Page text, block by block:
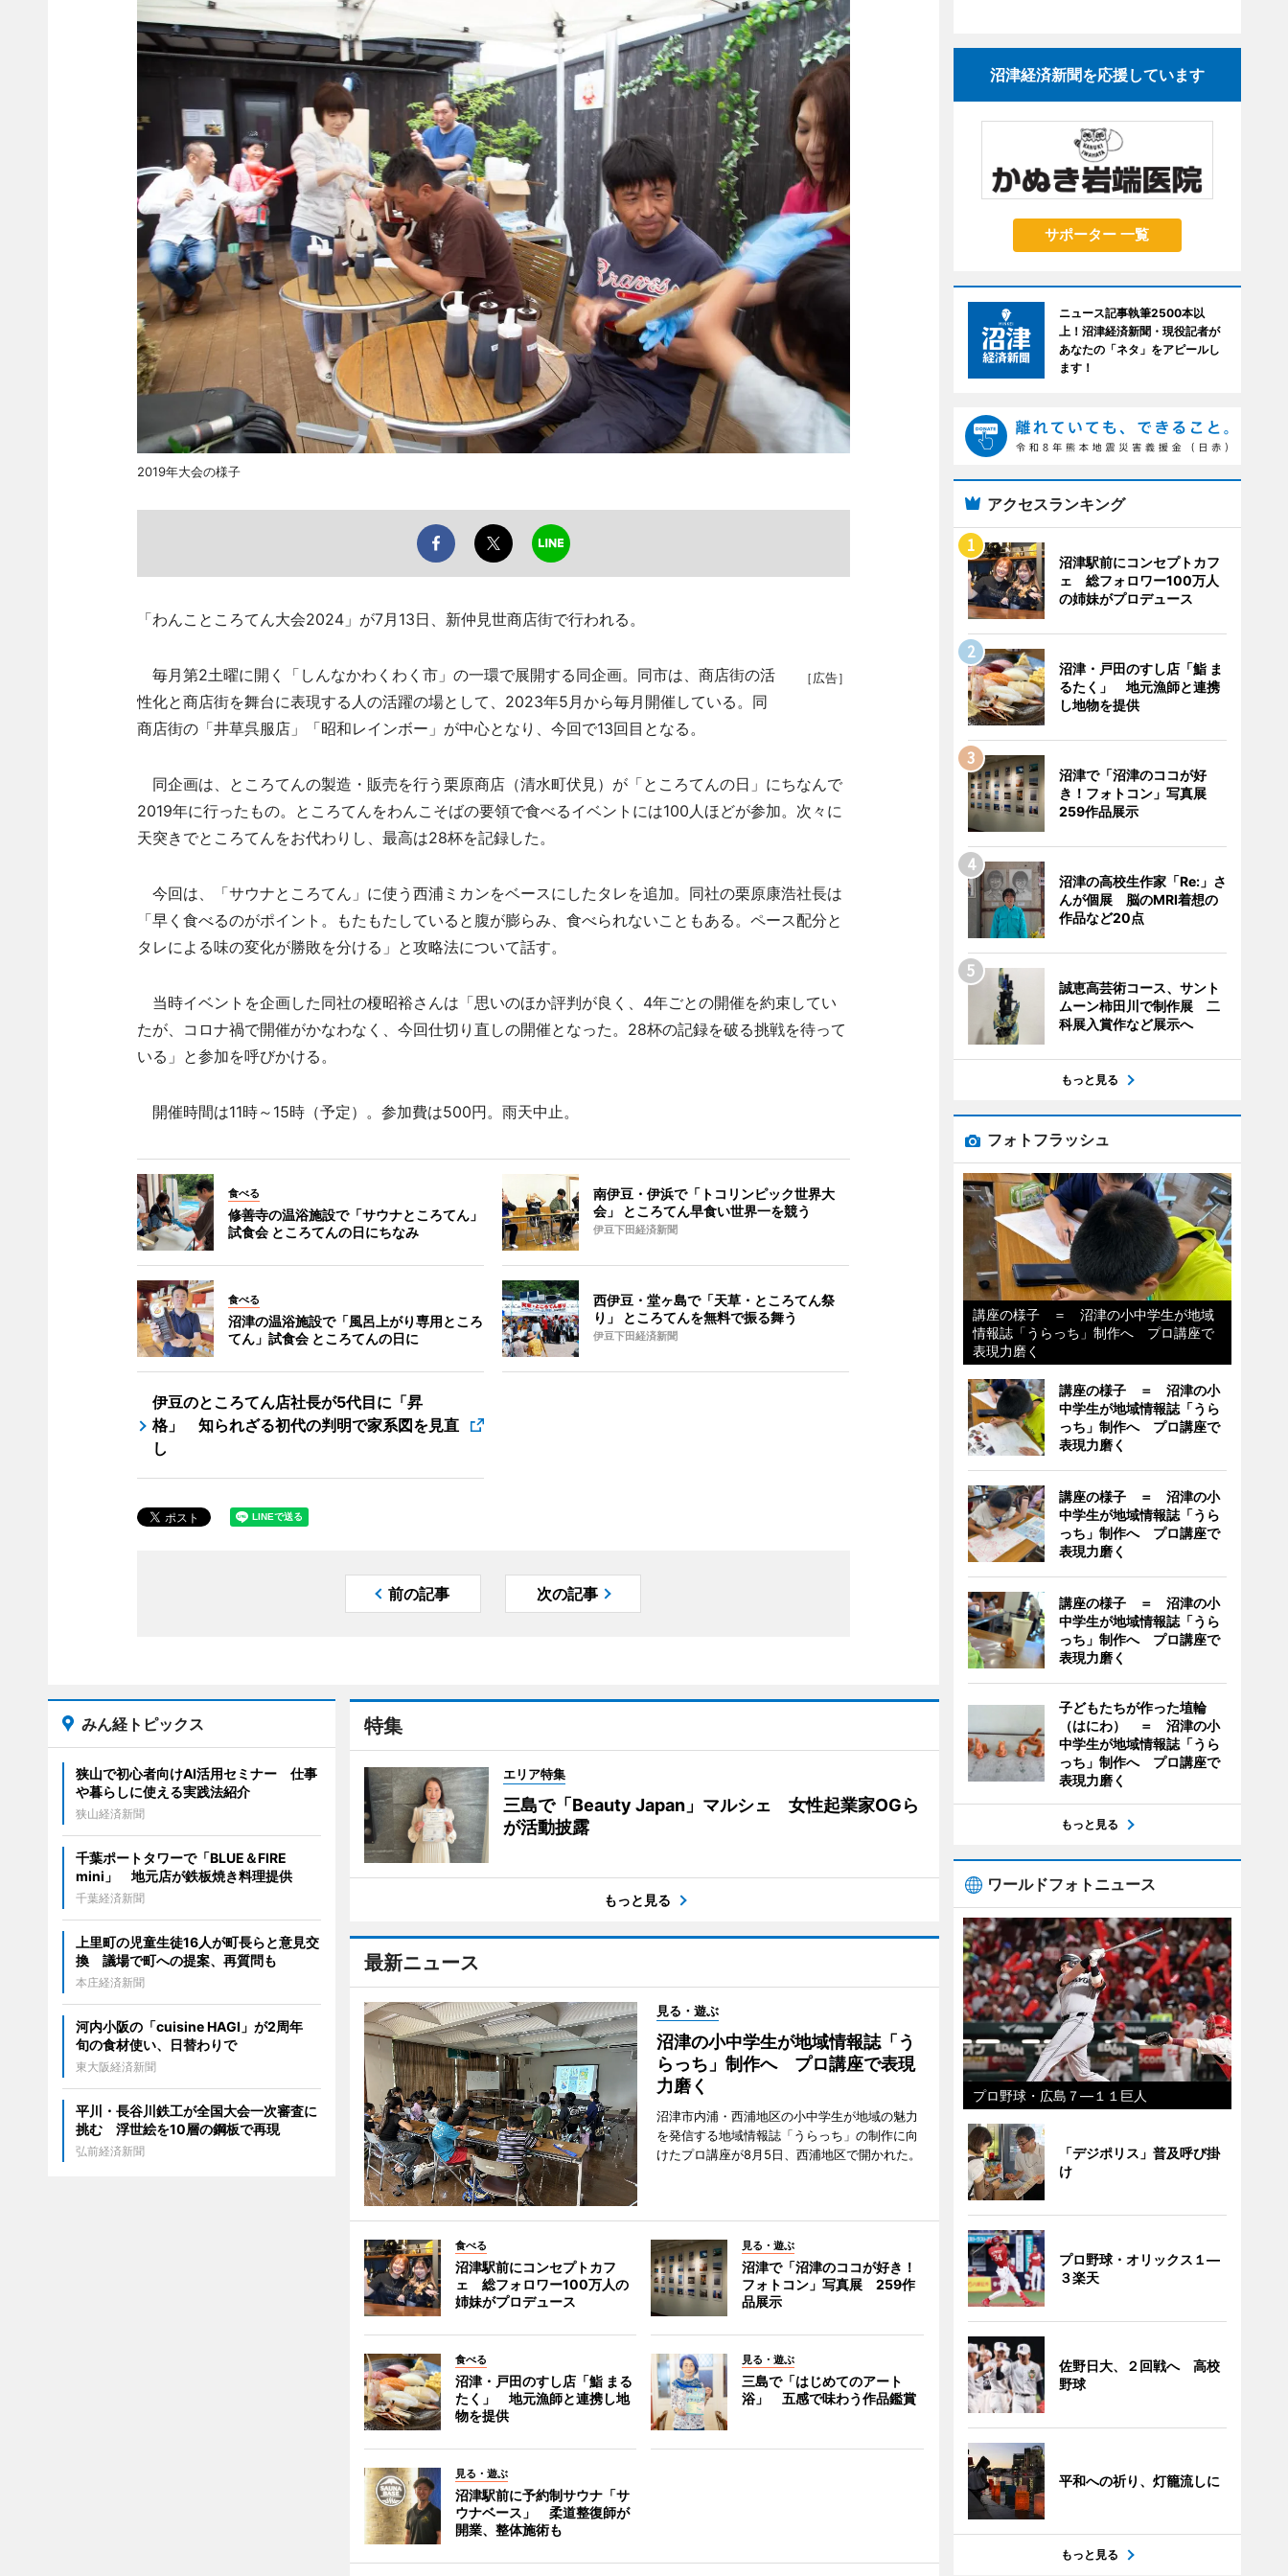
2019年大会の様子
「わんこところてん大会2024」が7月13日、新仲見世商店街で行われる。
［広告］
毎月第2土曜に開く「しんなかわくわく市」の一環で展開する同企画。同市は、商店街の活
性化と商店街を舞台に表現する人の活躍の場として、2023年5月から毎月開催している。同
商店街の「井草呉服店」「昭和レインボー」が中心となり、今回で13回目となる。
同企画は、ところてんの製造・販売を行う栗原商店（清水町伏見）が「ところてんの日」にちなんで
2019年に行ったもの。ところてんをわんこそばの要領で食べるイベントには100人ほどが参加。次々に
天突きでところてんをお代わりし、最高は28杯を記録した。
今回は、「サウナところてん」に使う西浦ミカンをベースにしたタレを追加。同社の栗原康浩社長は
「早く食べるのがポイント。もたもたしていると腹が膨らみ、食べられないこともある。ペース配分と
タレによる味の変化が勝敗を分ける」と攻略法について話す。
当時イベントを企画した同社の榎昭裕さんは「思いのほか評判が良く、4年ごとの開催を約束してい
たが、コロナ禍で開催がかなわなく、今回仕切り直しの開催となった。28杯の記録を破る挑戦を待って
いる」と参加を呼びかける。
開催時間は11時～15時（予定）。参加費は500円。雨天中止。
食べる
修善寺の温浴施設で「サウナところてん」
試食会 ところてんの日にちなみ
南伊豆・伊浜で「トコリンピック世界大
会」 ところてん早食い世界一を競う
伊豆下田経済新聞
食べる
沼津の温浴施設で「風呂上がり専用ところ
てん」試食会 ところてんの日に
西伊豆・堂ヶ島で「天草・ところてん祭
り」 ところてんを無料で振る舞う
伊豆下田経済新聞
伊豆のところてん店社長が5代目に「昇
格」 知られざる初代の判明で家系図を見直
し
前の記事 次の記事
特集
エリア特集
三島で「Beauty Japan」マルシェ 女性起業家OGら
が活動披露
もっと見る
最新ニュース
見る・遊ぶ
沼津の小中学生が地域情報誌「う
らっち」制作へ プロ講座で表現
力磨く
沼津市内浦・西浦地区の小中学生が地域の魅力
を発信する地域情報誌「うらっち」の制作に向
けたプロ講座が8月5日、西浦地区で開かれた。
食べる
沼津駅前にコンセプトカフ
ェ 総フォロワー100万人の
姉妹がプロデュース
見る・遊ぶ
沼津で「沼津のココが好き！
フォトコン」写真展 259作
品展示
食べる
沼津・戸田のすし店「鮨 まる
たく」 地元漁師と連携し地
物を提供
見る・遊ぶ
三島で「はじめてのアート
浴」 五感で味わう作品鑑賞
見る・遊ぶ
沼津駅前に予約制サウナ「サ
ウナベース」 柔道整復師が
開業、整体施術も
みん経トピックス
狭山で初心者向けAI活用セミナー 仕事
や暮らしに使える実践法紹介
狭山経済新聞
千葉ポートタワーで「BLUE＆FIRE
mini」 地元店が鉄板焼き料理提供
千葉経済新聞
上里町の児童生徒16人が町長らと意見交
換 議場で町への提案、再質問も
本庄経済新聞
河内小阪の「cuisine HAGI」が2周年
旬の食材使い、日替わりで
東大阪経済新聞
平川・長谷川鉄工が全国大会一次審査に
挑む 浮世絵を10層の鋼板で再現
弘前経済新聞
沼津経済新聞を応援しています
サポーター 一覧
ニュース記事執筆2500本以
上！沼津経済新聞・現役記者が
あなたの「ネタ」をアピールし
ます！
アクセスランキング
沼津駅前にコンセプトカフ
ェ 総フォロワー100万人
の姉妹がプロデュース
沼津・戸田のすし店「鮨 ま
るたく」 地元漁師と連携
し地物を提供
沼津で「沼津のココが好
き！フォトコン」写真展
259作品展示
沼津の高校生作家「Re:」さ
んが個展 脳のMRI着想の
作品など20点
誠恵高芸術コース、サント
ムーン柿田川で制作展 二
科展入賞作など展示へ
もっと見る
フォトフラッシュ
講座の様子 ＝ 沼津の小中学生が地域
情報誌「うらっち」制作へ プロ講座で
表現力磨く
講座の様子 ＝ 沼津の小
中学生が地域情報誌「うら
っち」制作へ プロ講座で
表現力磨く
講座の様子 ＝ 沼津の小
中学生が地域情報誌「うら
っち」制作へ プロ講座で
表現力磨く
講座の様子 ＝ 沼津の小
中学生が地域情報誌「うら
っち」制作へ プロ講座で
表現力磨く
子どもたちが作った埴輪
（はにわ） ＝ 沼津の小
中学生が地域情報誌「うら
っち」制作へ プロ講座で
表現力磨く
もっと見る
ワールドフォトニュース
プロ野球・広島７―１１巨人
「デジポリス」普及呼び掛
け
プロ野球・オリックス１―
３楽天
佐野日大、２回戦へ 高校
野球
平和への祈り、灯籠流しに
もっと見る